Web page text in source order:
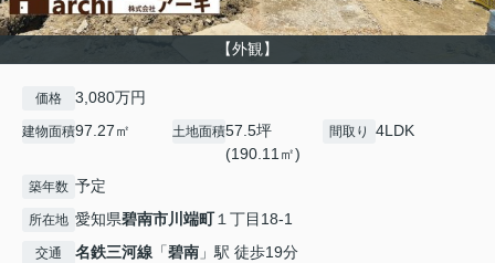
【外観】
価格 3,080万円
建物面積97.27㎡ 土地面積57.5坪
(190.11㎡)
間取り 4LDK
築年数 予定
所在地 愛知県碧南市川端町１丁目18-1
交通 名鉄三河線 「碧南 」駅 徒歩19分